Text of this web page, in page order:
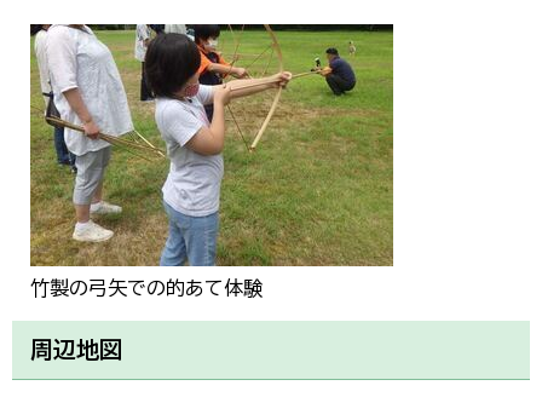
竹製の弓矢での的あて体験
周辺地図